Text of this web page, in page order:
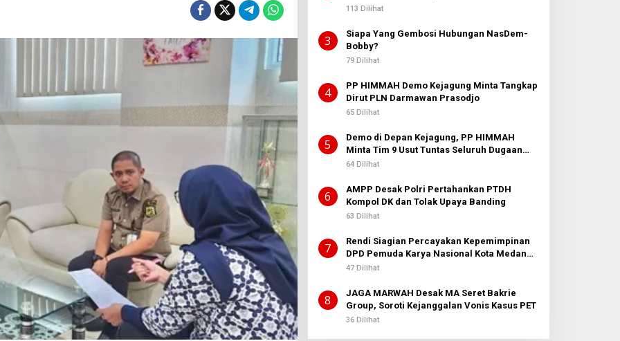
Terbuang Sia-sia
113 Dilihat
3
Siapa Yang Gembosi Hubungan NasDem-
Bobby?
79 Dilihat
4
PP HIMMAH Demo Kejagung Minta Tangkap
Dirut PLN Darmawan Prasodjo
65 Dilihat
5
Demo di Depan Kejagung, PP HIMMAH
Minta Tim 9 Usut Tuntas Seluruh Dugaan
Kasus Febrie Adriansyah
64 Dilihat
6
AMPP Desak Polri Pertahankan PTDH
Kompol DK dan Tolak Upaya Banding
63 Dilihat
7
Rendi Siagian Percayakan Kepemimpinan
DPD Pemuda Karya Nasional Kota Medan
kepada Josef Sembiring
47 Dilihat
8
JAGA MARWAH Desak MA Seret Bakrie
Group, Soroti Kejanggalan Vonis Kasus PET
36 Dilihat